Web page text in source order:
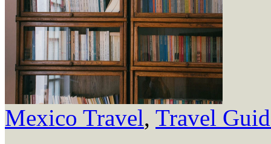
Mexico Travel, Travel